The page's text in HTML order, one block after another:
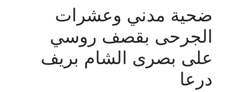
ضحية مدني وعشرات
الجرحى بقصف روسي
على بصرى الشام بريف
درعا